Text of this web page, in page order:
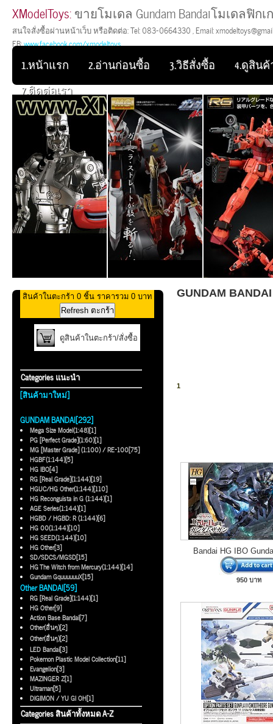
XModelToys: ขายโมเดล Gundam Bandaiโมเดลฟิ
สนใจสั่งซื้อผ่านหน้าเว็บ หรือติดต่อ: Tel: 083-0664330 , Email:
FB:www.facebook.com/xmodeltoys
1.หน้าแรก 2.อ่านก่อนซื้อ 3.วิธีสั่งซื้อ
4.ดูสิน
7.ติดต่อเรา
สินค้าในตะกร้า 0 ชิ้น ราคารวม 0 บาท
ดูสินค้าในตะกร้า/สั่งซื้อ
Categories แนะนำ
[สินค้ามาใหม่]
GUNDAM BANDAI[292]
Mega Size Model(1:48)[1]
PG [Perfect Grade](1:60)[1]
MG [Master Grade] (1:100) / RE-100[75]
HGBF(1:144)[5]
HG IBO[4]
RG [Real Grade](1:144)[19]
HGUC/HG Other(1:144)[110]
HG Reconguista in G (1:144)[1]
AGE Series(1:144)[1]
HGBD / HGBD: R (1:144)[6]
HG 00(1:144)[10]
HG SEED(1:144)[10]
HG Other[3]
SD/SDCS/MGSD[15]
HG The Witch from Mercury(1:144)[14]
Gundam GquuuuuuX[15]
Other BANDAI[59]
RG [Real Grade](1:144)[1]
HG Other[9]
Action Base Bandai[7]
Other(อื่นๆ)[2]
Other(อื่นๆ)[2]
LED Bandai[3]
Pokemon Plastic Model Collection[11]
Evangelion[3]
MAZINGER Z[1]
Ultraman[5]
DIGIMON / YU GI OH[1]
Categories สินค้าทั้งหมด A-Z
GUNDAM
1
Bandai HG IBO
950 บาท